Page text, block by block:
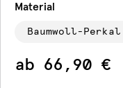
Material
Baumwoll-Perkal
ab 66,90 €